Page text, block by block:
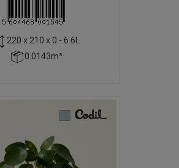
220 x 210 x 0 - 6.6L
0.0143m³